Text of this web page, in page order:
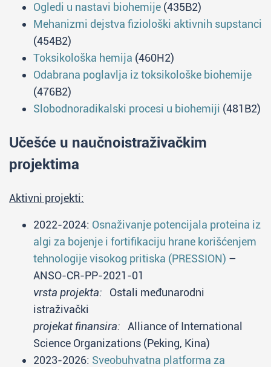
Ogledi u nastavi biohemije (435B2)
Mehanizmi dejstva fiziološki aktivnih supstanci
(454B2)
Toksikološka hemija (460H2)
Odabrana poglavlja iz toksikološke biohemije
(476B2)
Slobodnoradikalski procesi u biohemiji (481B2)
Učešće u naučnoistraživačkim
projektima
Aktivni projekti:
2022-2024: Osnaživanje potencijala proteina iz
algi za bojenje i fortifikaciju hrane korišćenjem
tehnologije visokog pritiska (PRESSION) –
ANSO-CR-PP-2021-01
vrsta projekta: Ostali međunarodni
istraživački
projekat finansira: Alliance of International
Science Organizations (Peking, Kina)
2023-2026: Sveobuhvatna platforma za